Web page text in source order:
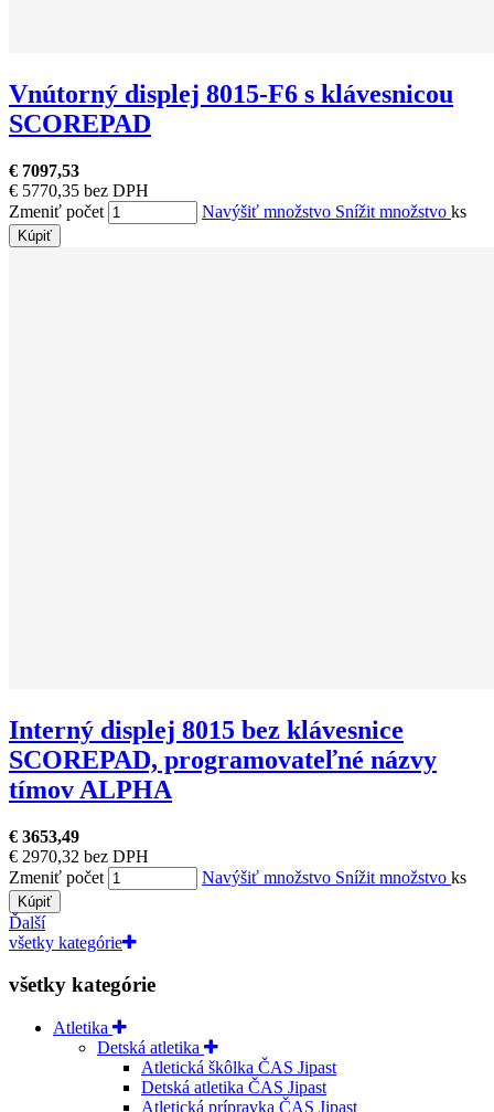
Vnútorný displej 8015-F6 s klávesnicou
SCOREPAD
€ 7097,53
€ 5770,35 bez DPH
Zmeniť počet
Navýšiť množstvo Snížit množstvo ks
Kúpiť
Interný displej 8015 bez klávesnice
SCOREPAD, programovateľné názvy
tímov ALPHA
€ 3653,49
€ 2970,32 bez DPH
Zmeniť počet
Navýšiť množstvo Snížit množstvo ks
Kúpiť
Ďalší
všetky kategórie
všetky kategórie
Atletika
Detská atletika
Atletická škôlka ČAS Jipast
Detská atletika ČAS Jipast
Atletická prípravka ČAS Jipast